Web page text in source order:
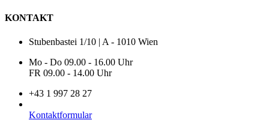
KONTAKT
Stubenbastei 1/10 | A - 1010 Wien
Mo - Do 09.00 - 16.00 Uhr
FR 09.00 - 14.00 Uhr
+43 1 997 28 27
Kontaktformular